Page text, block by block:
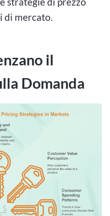
di mercato.
il
Domanda